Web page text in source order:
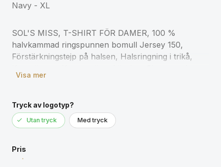
Navy - XL
SOL'S MISS, T-SHIRT FÖR DAMER, 100 %
halvkammad ringspunnen bomull Jersey 150,
Förstärkningstejp på halsen, Halsringning i trikå,
sydd, (1) Gråmelerad : 85 % bomull / 15 % viskos
avsnittet om produktdokumentation.
Visa mer
Tryck av logotyp?
Utan tryck Med tryck
Pris